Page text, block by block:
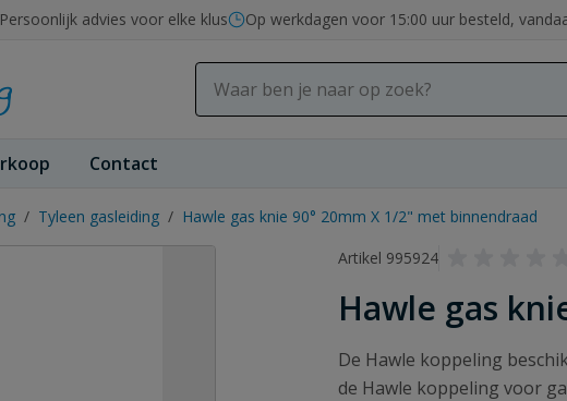
Persoonlijk advies voor elke klus Op werkdagen voor 15:00 uur besteld,
Contact
/ Tyleen gasleiding / Hawle gas knie 90° 20mm X 1/2" met binnendraad
Artikel 995924
Hawle gas
De Hawle koppeling
de Hawle koppeling voor